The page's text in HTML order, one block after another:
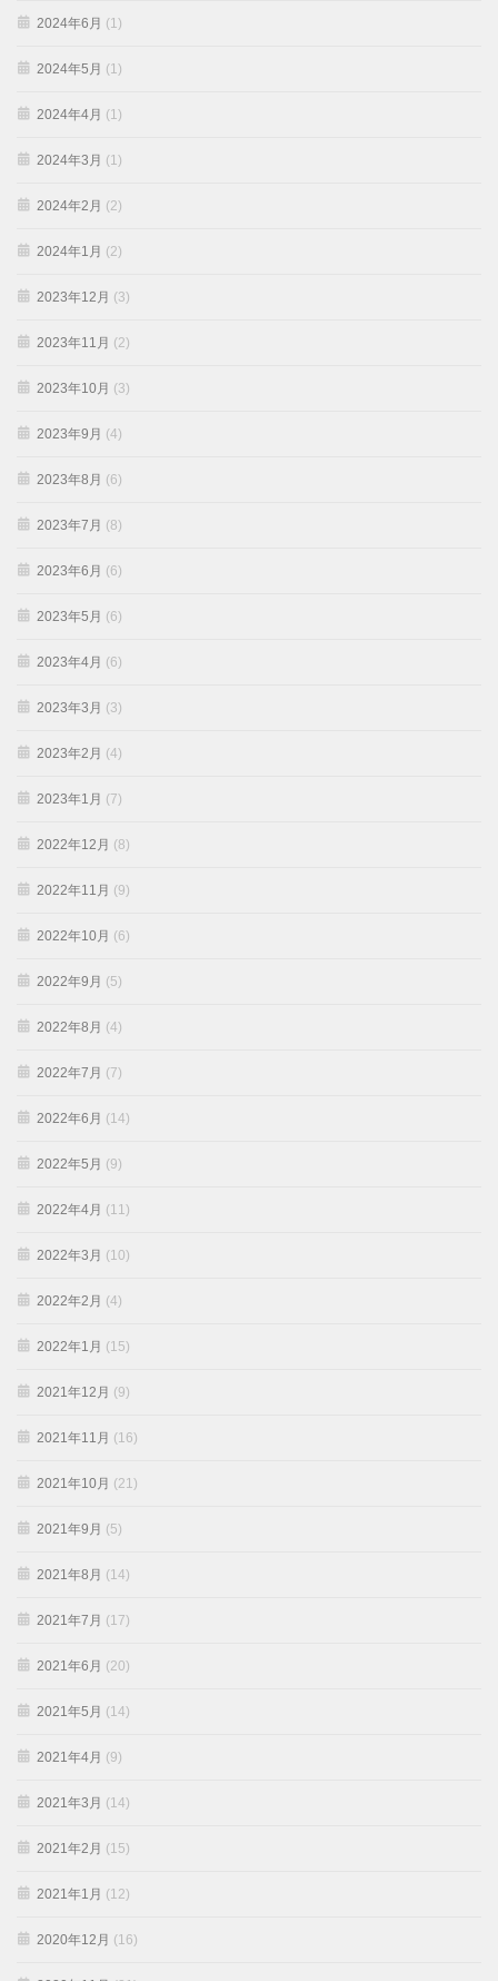
2024年6月 (1)
2024年5月 (1)
2024年4月 (1)
2024年3月 (1)
2024年2月 (2)
2024年1月 (2)
2023年12月 (3)
2023年11月 (2)
2023年10月 (3)
2023年9月 (4)
2023年8月 (6)
2023年7月 (8)
2023年6月 (6)
2023年5月 (6)
2023年4月 (6)
2023年3月 (3)
2023年2月 (4)
2023年1月 (7)
2022年12月 (8)
2022年11月 (9)
2022年10月 (6)
2022年9月 (5)
2022年8月 (4)
2022年7月 (7)
2022年6月 (14)
2022年5月 (9)
2022年4月 (11)
2022年3月 (10)
2022年2月 (4)
2022年1月 (15)
2021年12月 (9)
2021年11月 (16)
2021年10月 (21)
2021年9月 (5)
2021年8月 (14)
2021年7月 (17)
2021年6月 (20)
2021年5月 (14)
2021年4月 (9)
2021年3月 (14)
2021年2月 (15)
2021年1月 (12)
2020年12月 (16)